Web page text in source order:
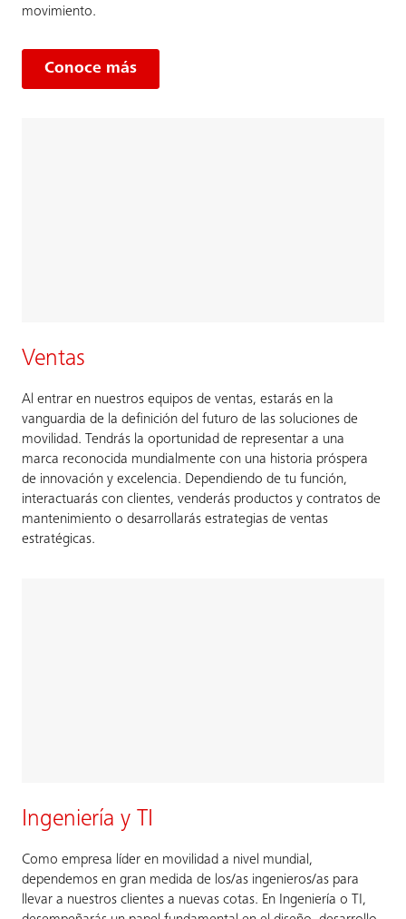
movimiento.
Conoce más
Ventas
Al entrar en nuestros equipos de ventas, estarás en la
vanguardia de la definición del futuro de las soluciones de
movilidad. Tendrás la oportunidad de representar a una
marca reconocida mundialmente con una historia próspera
de innovación y excelencia. Dependiendo de tu función,
interactuarás con clientes, venderás productos y contratos de
mantenimiento o desarrollarás estrategias de ventas
estratégicas.
Ingeniería y TI
Como empresa líder en movilidad a nivel mundial,
dependemos en gran medida de los/as ingenieros/as para
llevar a nuestros clientes a nuevas cotas. En Ingeniería o TI,